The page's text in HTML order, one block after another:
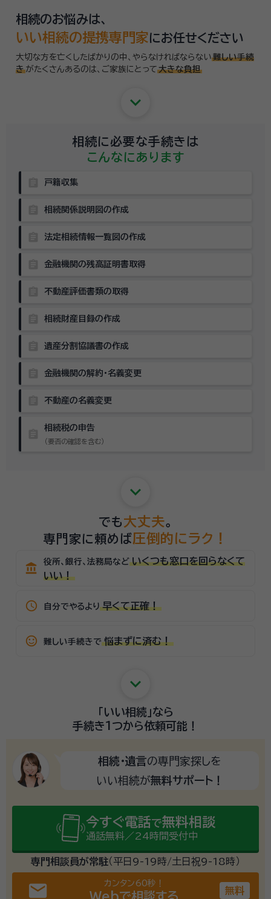
相続のお悩みは、
いい相続の提携専門家にお任せください
大切な方を亡くしたばかりの中、やらなければならない 難しい手続
き がたくさんあるのは、 ご家族にとって 大きな負担
keyboard_arrow_down
相続に必要な手続きは
こんなにあります
戸籍収集
相続関係説明図の作成
法定相続情報一覧図の作成
金融機関の残高証明書取得
不動産評価書類の取得
相続財産目録の作成
遺産分割協議書の作成
金融機関の解約・名義変更
不動産の名義変更
相続税の申告
（要否の確認を含む）
keyboard_arrow_down
でも 大丈夫。
専門家に頼めば圧倒的にラク！
account_balance 役所、銀行、法務局など いくつも窓口を回らなくて
いい！
schedule 自分でやるより 早くて正確！
sentiment_satisfied_alt 難しい手続きで 悩まずに済む！
keyboard_arrow_down
「いい相続」なら
手続き1つから依頼可能！
相続・遺言の専門家探しを
いい相続が無料サポート！
今すぐ電話で無料相談
通話無料／24時間受付中
専門相談員が常駐（平日9-19時/土日祝9-18時）
email カンタン60秒！
Webで相談する 無料